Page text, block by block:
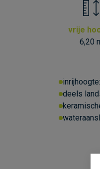
vrije
6,20
inrijhoogte:
deels